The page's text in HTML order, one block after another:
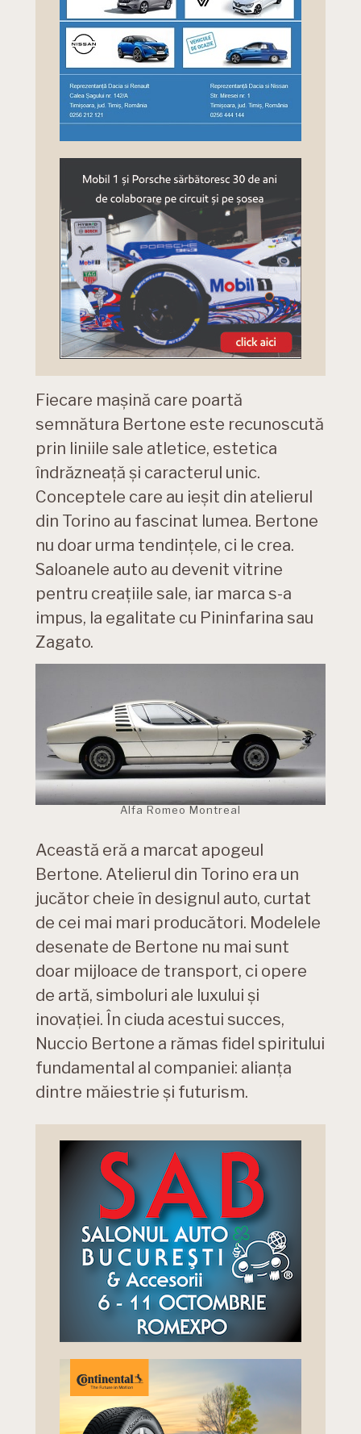
Fiecare mașină care poartă
semnătura Bertone este recunoscută
prin liniile sale atletice, estetica
îndrăzneață și caracterul unic.
Conceptele care au ieșit din atelierul
din Torino au fascinat lumea. Bertone
nu doar urma tendințele, ci le crea.
Saloanele auto au devenit vitrine
pentru creațiile sale, iar marca s-a
impus, la egalitate cu Pininfarina sau
Zagato.
Alfa Romeo Montreal
Această eră a marcat apogeul
Bertone. Atelierul din Torino era un
jucător cheie în designul auto, curtat
de cei mai mari producători. Modelele
desenate de Bertone nu mai sunt
doar mijloace de transport, ci opere
de artă, simboluri ale luxului și
inovației. În ciuda acestui succes,
Nuccio Bertone a rămas fidel spiritului
fundamental al companiei: alianța
dintre măiestrie și futurism.